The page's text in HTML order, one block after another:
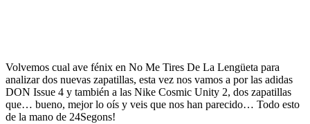
Volvemos cual ave fénix en No Me Tires De La Lengüeta para
analizar dos nuevas zapatillas, esta vez nos vamos a por las adidas
DON Issue 4 y también a las Nike Cosmic Unity 2, dos zapatillas
que… bueno, mejor lo oís y veis que nos han parecido… Todo esto
de la mano de 24Segons!